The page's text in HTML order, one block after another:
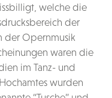
welche die
der
der Opernmusik
waren die
im Tanz- und
wurden